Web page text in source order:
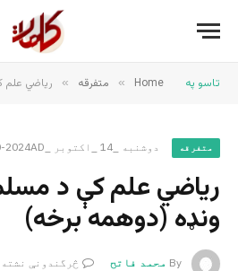
تاسو په Home
» متفرقه » ریاضي علم کې
متفرقه دوشنبه _14 _اکتوبر _2024AH 14-10-2024AD
ریاضي علم کې د
ونډه (دوهمه برخه)
By محمد فاتح څرگندونې نشته